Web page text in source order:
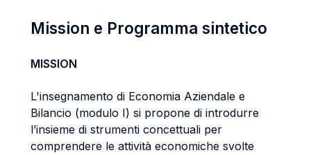
Mission e Programma sintetico
MISSION
L'insegnamento di Economia Aziendale e
Bilancio (modulo I) si propone di introdurre
l’insieme di strumenti concettuali per
comprendere le attività economiche svolte